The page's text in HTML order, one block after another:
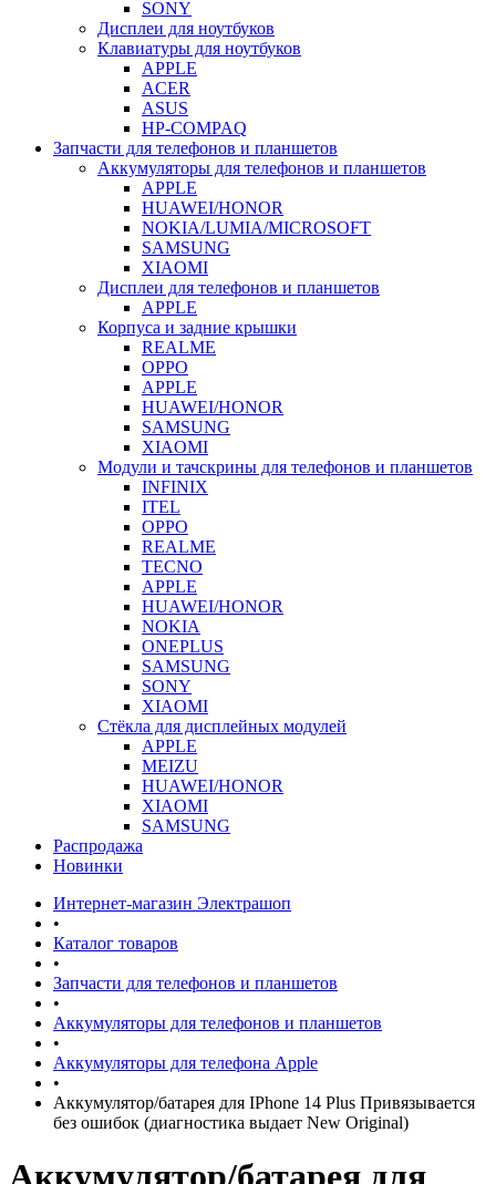
SONY
Дисплеи для ноутбуков
Клавиатуры для ноутбуков
APPLE
ACER
ASUS
HP-COMPAQ
Запчасти для телефонов и планшетов
Аккумуляторы для телефонов и планшетов
APPLE
HUAWEI/HONOR
NOKIA/LUMIA/MICROSOFT
SAMSUNG
XIAOMI
Дисплеи для телефонов и планшетов
APPLE
Корпуса и задние крышки
REALME
OPPO
APPLE
HUAWEI/HONOR
SAMSUNG
XIAOMI
Модули и тачскрины для телефонов и планшетов
INFINIX
ITEL
OPPO
REALME
TECNO
APPLE
HUAWEI/HONOR
NOKIA
ONEPLUS
SAMSUNG
SONY
XIAOMI
Стёкла для дисплейных модулей
APPLE
MEIZU
HUAWEI/HONOR
XIAOMI
SAMSUNG
Распродажа
Новинки
Интернет-магазин Электрашоп
•
Каталог товаров
•
Запчасти для телефонов и планшетов
•
Аккумуляторы для телефонов и планшетов
•
Аккумуляторы для телефона Apple
•
Аккумулятор/батарея для IPhone 14 Plus Привязывается
без ошибок (диагностика выдает New Original)